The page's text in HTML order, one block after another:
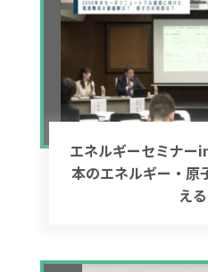
エネルギーセミナー
本のエネルギー・原
え